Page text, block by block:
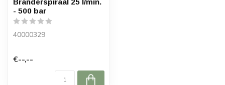
Branderspiraal 25 l/min.
- 500 bar
40000329
€--,--